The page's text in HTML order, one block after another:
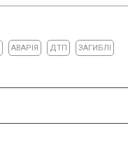
АВАРІЯ ДТП ЗАГИБЛІ